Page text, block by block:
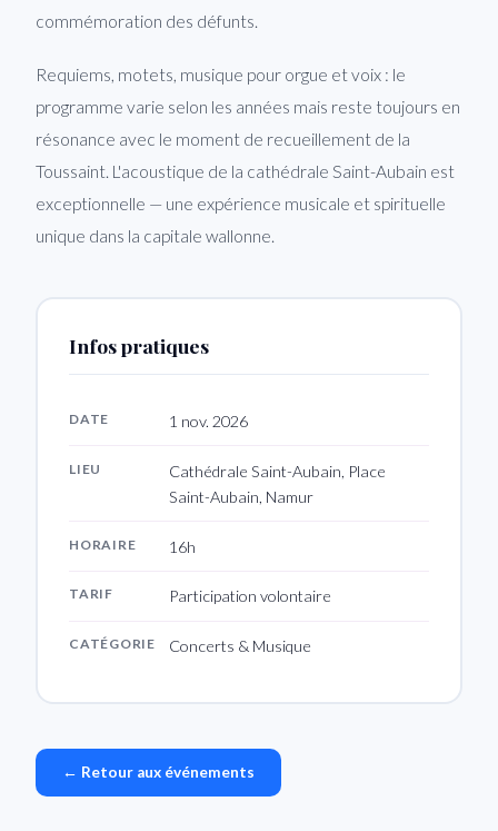
commémoration des défunts.
Requiems, motets, musique pour orgue et voix : le
programme varie selon les années mais reste toujours en
résonance avec le moment de recueillement de la
Toussaint. L'acoustique de la cathédrale Saint-Aubain est
exceptionnelle — une expérience musicale et spirituelle
unique dans la capitale wallonne.
Infos pratiques
DATE 1 nov. 2026
LIEU
Cathédrale Saint-Aubain, Place
Saint-Aubain, Namur
HORAIRE 16h
TARIF Participation volontaire
CATÉGORIE Concerts & Musique
← Retour aux événements